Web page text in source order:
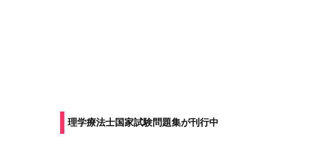
理学療法士国家試験問題集が刊行中